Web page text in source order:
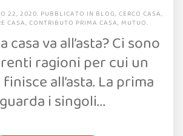
22, 2020. PUBBLICATO IN BLOG, CERCO CASA,
CASA, CONTRIBUTO PRIMA CASA, MUTUO.
casa va all’asta? Ci sono
ragioni per cui un
all’asta. La prima
i singoli...